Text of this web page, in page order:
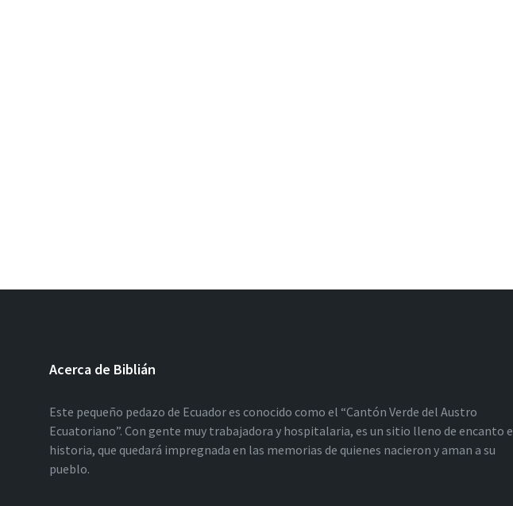
Acerca de Biblián
Este pequeño pedazo de Ecuador es conocido como el “Cantón Verde del Austro
Ecuatoriano”. Con gente muy trabajadora y hospitalaria, es un sitio lleno de encanto e
historia, que quedará impregnada en las memorias de quienes nacieron y aman a su
pueblo.